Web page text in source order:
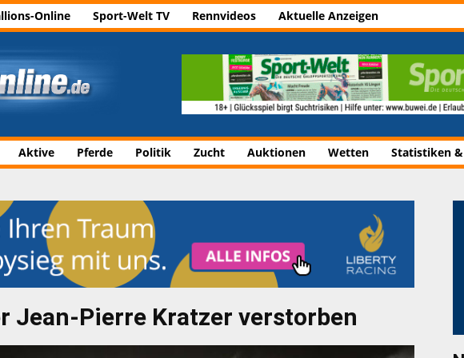
Online Sport-Welt TV Rennvideos Aktuelle Anzeigen
Aktive Pferde Politik Zucht Auktionen Wetten Statistiken
Jean-Pierre Kratzer verstorben